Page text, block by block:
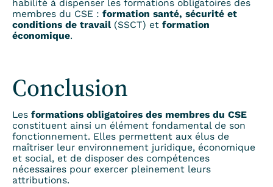
habilité à dispenser les formations obligatoires des
membres du CSE : formation santé, sécurité et
conditions de travail(SSCT) et formation
économique.
Conclusion
Les formations obligatoires des membres du CSE
constituent ainsi un élément fondamental de son
fonctionnement. Elles permettent aux élus de
maîtriser leur environnement juridique, économique
et social, et de disposer des compétences
nécessaires pour exercer pleinement leurs
attributions.